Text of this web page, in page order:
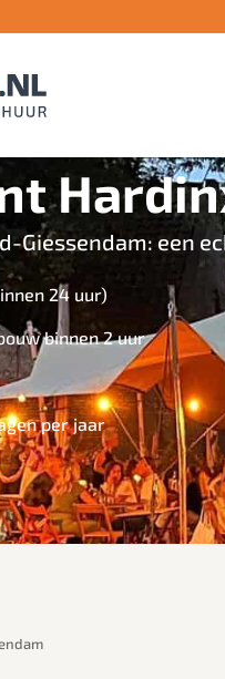
Giessendam: een
24 uur)
binnen 2 uur
per jaar